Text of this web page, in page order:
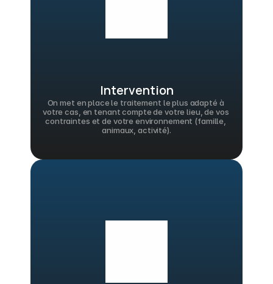
Intervention
On met en place le traitement le plus adapté à
votre cas, en tenant compte de votre lieu, de vos
contraintes et de votre environnement (famille,
animaux, activité).